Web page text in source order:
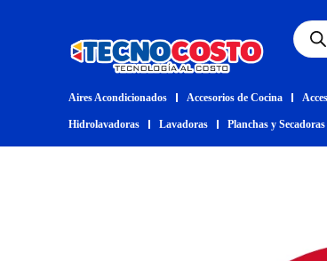
Aires Acondicionados Accesorios de Cocina
Hidrolavadoras Lavadoras Planchas y